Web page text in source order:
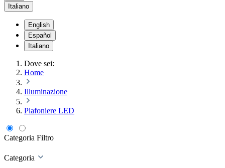
Italiano
English
Español
Italiano
Dove sei:
Home
Illuminazione
Plafoniere LED
Categoria Filtro
Categoria